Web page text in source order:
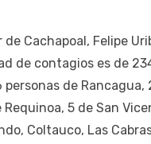
de Cachapoal, Felipe
de contagios es de
de Rancagua,
Requinoa, 5 de San
Coltauco, Las